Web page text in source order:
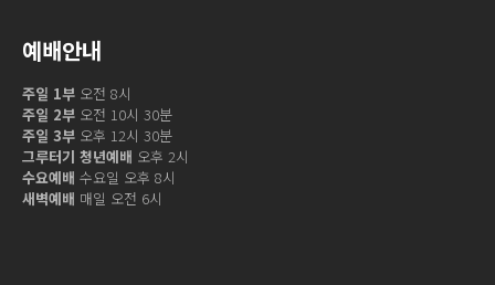
예배안내
주일 1부 오전 8시
주일 2부 오전 10시 30분
주일 3부 오후 12시 30분
그루터기 청년예배 오후 2시
수요예배 수요일 오후 8시
새벽예배 매일 오전 6시